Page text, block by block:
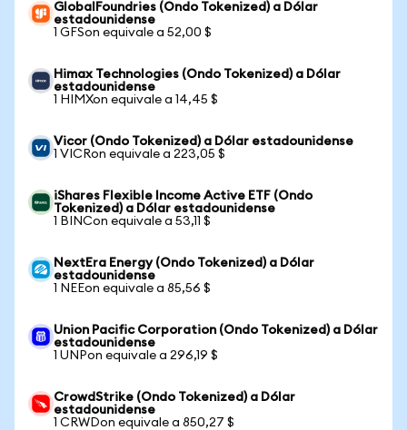
GlobalFoundries (Ondo Tokenized) a Dólar
estadounidense
1 GFSon equivale a 52,00 $
Himax Technologies (Ondo Tokenized) a Dólar
estadounidense
1 HIMXon equivale a 14,45 $
Vicor (Ondo Tokenized) a Dólar estadounidense
1 VICRon equivale a 223,05 $
iShares Flexible Income Active ETF (Ondo
Tokenized) a Dólar estadounidense
1 BINCon equivale a 53,11 $
NextEra Energy (Ondo Tokenized) a Dólar
estadounidense
1 NEEon equivale a 85,56 $
Union Pacific Corporation (Ondo Tokenized) a Dólar
estadounidense
1 UNPon equivale a 296,19 $
CrowdStrike (Ondo Tokenized) a Dólar
estadounidense
1 CRWDon equivale a 850,27 $